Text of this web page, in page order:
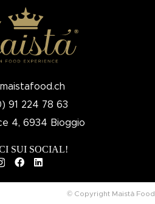
91 224 78 63
4, 6934 Bioggio
SUI SOCIAL!
© Copyright Maistà Food